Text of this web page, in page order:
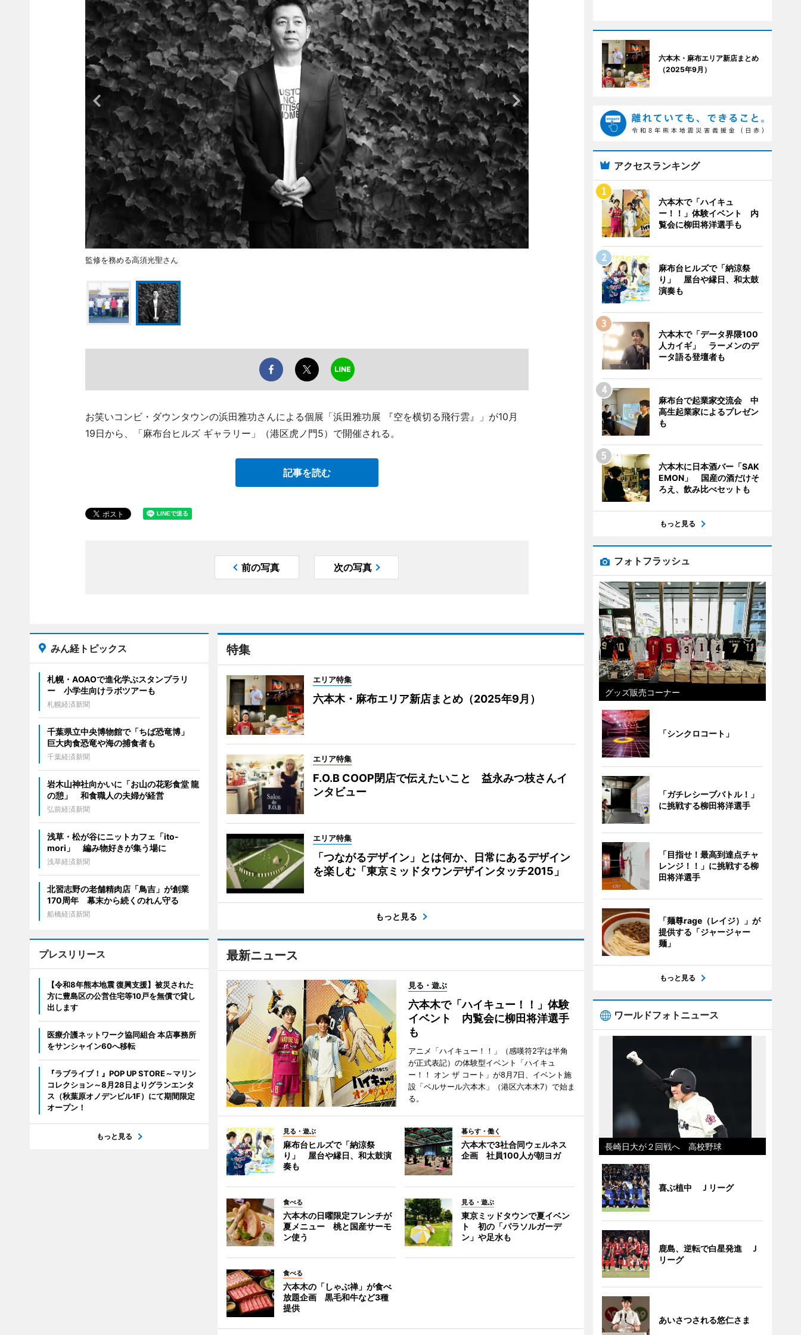
監修を務める高須光聖さん
お笑いコンビ・ダウンタウンの浜田雅功さんによる個展「浜田雅功展 『空を横切る飛行雲』」が10月
19日から、「麻布台ヒルズ ギャラリー」（港区虎ノ門5）で開催される。
記事を読む
前の写真 次の写真
特集
エリア特集
六本木・麻布エリア新店まとめ（2025年9月）
エリア特集
F.O.B COOP閉店で伝えたいこと 益永みつ枝さんイ
ンタビュー
エリア特集
「つながるデザイン」とは何か、日常にあるデザイン
を楽しむ「東京ミッドタウンデザインタッチ2015」
もっと見る
最新ニュース
見る・遊ぶ
六本木で「ハイキュー！！」体験
イベント 内覧会に柳田将洋選手
も
アニメ「ハイキュー！！」（感嘆符2字は半角
が正式表記）の体験型イベント「ハイキュ
ー！！ オン ザ コート」が8月7日、イベント施
設「ベルサール六本木」（港区六本木7）で始ま
る。
見る・遊ぶ
麻布台ヒルズで「納涼祭
り」 屋台や縁日、和太鼓演
奏も
暮らす・働く
六本木で3社合同ウェルネス
企画 社員100人が朝ヨガ
食べる
六本木の日曜限定フレンチが
夏メニュー 桃と国産サーモ
ン使う
見る・遊ぶ
東京ミッドタウンで夏イベン
ト 初の「パラソルガーデ
ン」や足水も
食べる
六本木の「しゃぶ禅」が食べ
放題企画 黒毛和牛など3種
提供
みん経トピックス
札幌・AOAOで進化学ぶスタンプラリ
ー 小学生向けラボツアーも
札幌経済新聞
千葉県立中央博物館で「ちば恐竜博」
巨大肉食恐竜や海の捕食者も
千葉経済新聞
岩木山神社向かいに「お山の花彩食堂 龍
の憩」 和食職人の夫婦が経営
弘前経済新聞
浅草・松が谷にニットカフェ「ito-
mori」 編み物好きが集う場に
浅草経済新聞
北習志野の老舗精肉店「鳥吉」が創業
170周年 幕末から続くのれん守る
船橋経済新聞
プレスリリース
【令和8年熊本地震 復興支援】被災された
方に豊島区の公営住宅等10戸を無償で貸し
出します
医療介護ネットワーク協同組合 本店事務所
をサンシャイン60へ移転
『ラブライブ！』POP UP STORE～マリン
コレクション～8月28日よりグランエンタ
ス（秋葉原オノデンビル1F）にて期間限定
オープン！
もっと見る
六本木・麻布エリア新店まとめ
（2025年9月）
アクセスランキング
六本木で「ハイキュ
ー！！」体験イベント 内
覧会に柳田将洋選手も
麻布台ヒルズで「納涼祭
り」 屋台や縁日、和太鼓
演奏も
六本木で「データ界隈100
人カイギ」 ラーメンのデ
ータ語る登壇者も
麻布台で起業家交流会 中
高生起業家によるプレゼン
も
六本木に日本酒バー「SAK
EMON」 国産の酒だけそ
ろえ、飲み比べセットも
もっと見る
フォトフラッシュ
グッズ販売コーナー
「シンクロコート」
「ガチレシーブバトル！」
に挑戦する柳田将洋選手
「目指せ！最高到達点チャ
レンジ！！」に挑戦する柳
田将洋選手
「麺尊rage（レイジ）」が
提供する「ジャージャー
麺」
もっと見る
ワールドフォトニュース
長崎日大が２回戦へ 高校野球
喜ぶ植中 Ｊリーグ
鹿島、逆転で白星発進 Ｊ
リーグ
あいさつされる悠仁さま